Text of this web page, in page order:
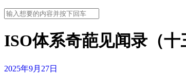
ISO体系奇葩见闻录（
2025年9月27日